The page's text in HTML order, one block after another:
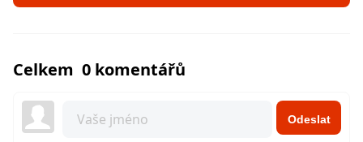
Celkem 0 komentářů
Odeslat